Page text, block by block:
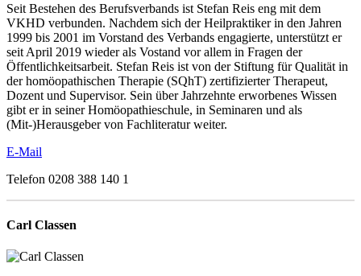
Seit Bestehen des Berufsverbands ist Stefan Reis eng mit dem
VKHD verbunden. Nachdem sich der Heilpraktiker in den Jahren
1999 bis 2001 im Vorstand des Verbands engagierte, unterstützt er
seit April 2019 wieder als Vostand vor allem in Fragen der
Öffentlichkeitsarbeit. Stefan Reis ist von der Stiftung für Qualität in
der homöopathischen Therapie (SQhT) zertifizierter Therapeut,
Dozent und Supervisor. Sein über Jahrzehnte erworbenes Wissen
gibt er in seiner Homöopathieschule, in Seminaren und als
(Mit-)Herausgeber von Fachliteratur weiter.
E-Mail
Telefon 0208 388 140 1
Carl Classen